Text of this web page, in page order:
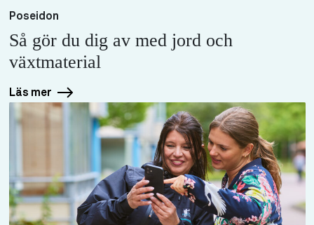
Poseidon
Så gör du dig av med jord och
växtmaterial
Läs mer